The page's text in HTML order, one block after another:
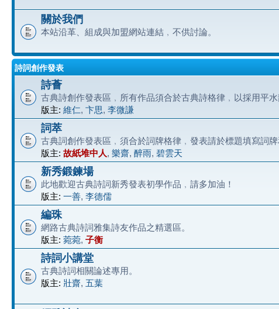
關於我們
本站沿革、組成與加盟網站連結﹐不供討論。
詩詞創作發表
詩薈
古典詩創作發表區﹐所有作品須合於古典詩格律﹐以採用平水
版主: 維仁, 卞思, 李微謙
詞萃
古典詞創作發表區﹐須合於詞牌格律﹐發表請於標題填寫詞牌
版主: 故紙堆中人, 樂齋, 醉雨, 碧雲天
新秀鍛鍊場
此地歡迎古典詩詞新秀發表初學作品﹐請多加油！
版主: 一善, 李德儒
編珠
網路古典詩詞雅集詩友作品之精選區。
版主: 菀菀, 子衡
詩詞小講堂
古典詩詞相關論述專用。
版主: 壯齋, 五葉